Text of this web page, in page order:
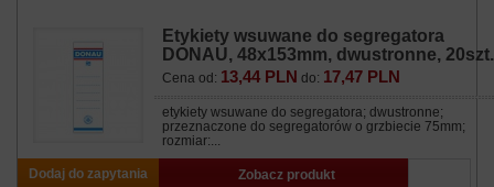
Etykiety wsuwane do segregatora
DONAU, 48x153mm, dwustronne, 20szt.
Cena od: 13,44 PLN do: 17,47 PLN
etykiety wsuwane do segregatora; dwustronne;
przeznaczone do segregatorów o grzbiecie 75mm;
rozmiar:...
Dodaj do zapytania Zobacz produkt